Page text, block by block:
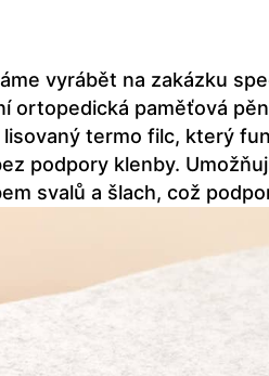
vyrábět na zakázku
ortopedická paměťová
termo filc, který
podpory klenby.
svalů a šlach, což